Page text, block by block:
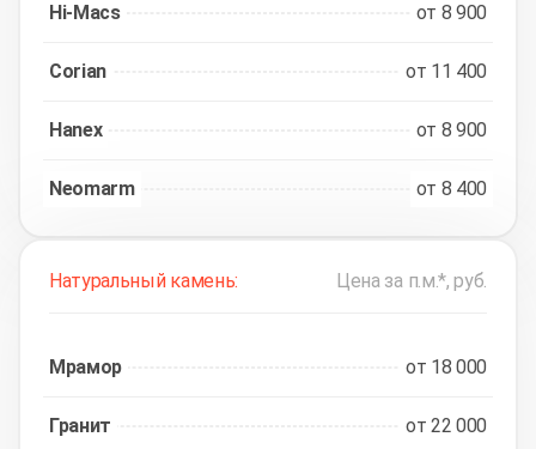
Hi-Macs от 8 900
Corian от 11 400
Hanex от 8 900
Neomarm от 8 400
Натуральный камень: Цена за п.м.*, руб.
Мрамор от 18 000
Гранит от 22 000